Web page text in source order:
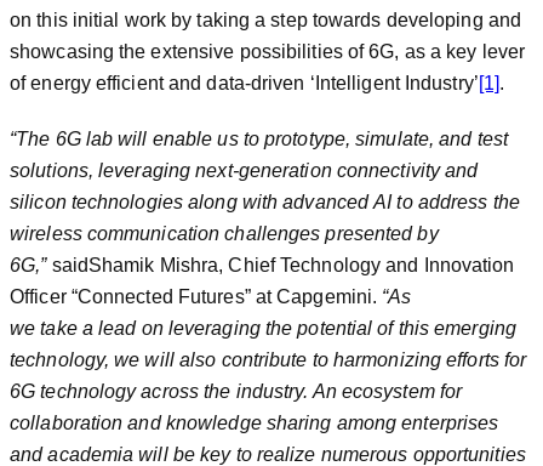
on this initial work by taking a step towards developing and
showcasing the extensive possibilities of 6G, as a key lever
of energy efficient and data-driven ‘Intelligent Industry’[1].
“The 6G lab will enable us to prototype, simulate, and test
solutions, leveraging next-generation connectivity and
silicon technologies along with advancedAIto address the
wireless communication challenges presented by
6G,” saidShamik Mishra, Chief Technology and Innovation
Officer “Connected Futures” at Capgemini. “As
wetake a lead on leveraging the potential of this emerging
technology, we will also contribute toharmonizing efforts for
6G technology across the industry. An ecosystem for
collaboration and knowledge sharing among enterprises
and academia will be key to realize numerous opportunities